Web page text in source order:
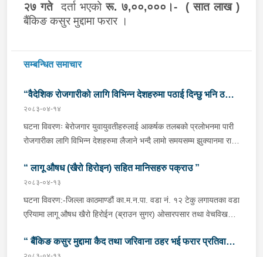
२७ गतेदर्ता भएकोरू. ७,००,०००।- ( सात लाख )
बैंकिङ कसुर मुद्दामा फरार।
सम्बन्धित समाचार
“वैदेशिक रोजगारीको लागि विभिन्न देशहरुमा पठाई दिन्छु भनि ठगी
गर्ने व्यक्तिहरु पक्राउ"
२०८३-०४-१४
घटना विवरणः बेरोजगार युवायुवतीहरुलाई आकर्षक तलबको प्रलोभनमा पारी
रोजगारीका लागि विभिन्न देशहरुमा लैजाने भन्दै लामो समयसम्म झुक्यानमा राखि
अनुसन्धान हुँदा विदेश पठाउने भनि ठगी गर्ने निम्न प्रतिवादीहरुलाई काठमाडौं
उपत्यकाका विभिन्न स्थानहरुबाट पक्राउ गरी थप अनुसन्धान तथा आवश्यक
कारवाहीको लागि वैदेशिक रोजगार विभाग ताहाचल, काठमाडौं पठाईएको ।
पक्राउ व्यक्तिहरुको विवरणः-१. नाम थर :- पवन कुमार के.सी.
गा.पा. वडा नं.०६ । हाल :- जिल्ला काठमाडौं टोखा न.पा. वडा
नं.१० । देश :- सिंगापुर रकम :-
“ लागू औषध (खैरो हिरोइन) सहित मानिसहरु पक्राउ ”
२०८३-०४-१३
घटना विवरण:-जिल्ला काठमाण्डौं का.म.न.पा. वडा नं. १२ टेकु लगायतका वडा
एरियामा लागू औषध खैरो हिरोईन (ब्राउन सुगर) ओसारपसार तथा वेचविखन
टोलीले मिति २०८३/०४/१२ गते अं १९;०० बजेको समयमा जिल्ला काठमाण्डौं
“ बैंकिङ कसुर मुद्दामा कैद तथा जरिवाना ठहर भई फरार प्रतिवादी